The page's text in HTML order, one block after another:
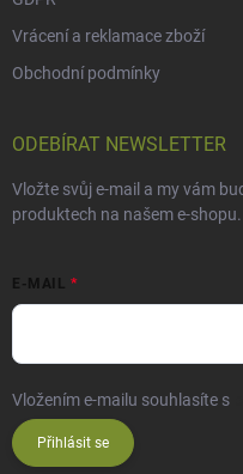
Vrácení a reklamace zboží
Obchodní podmínky
ODEBÍRAT NEWSLETTER
Vložte svůj e-mail a my vám
produktech na našem e-shopu.
E-MAIL
Vložením e-mailu souhlasíte s
Přihlásit se